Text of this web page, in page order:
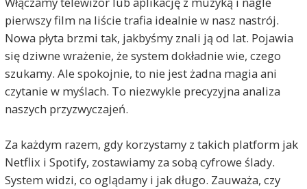
pierwszy film na liście trafia idealnie w nasz nastrój.
Nowa płyta brzmi tak, jakbyśmy znali ją od lat. Pojawia
się dziwne wrażenie, że system dokładnie wie, czego
szukamy. Ale spokojnie, to nie jest żadna magia ani
czytanie w myślach. To niezwykle precyzyjna analiza
naszych przyzwyczajeń.
Za każdym razem, gdy korzystamy z takich platform jak
Netflix i Spotify, zostawiamy za sobą cyfrowe ślady.
System widzi, co oglądamy i jak długo. Zauważa, czy